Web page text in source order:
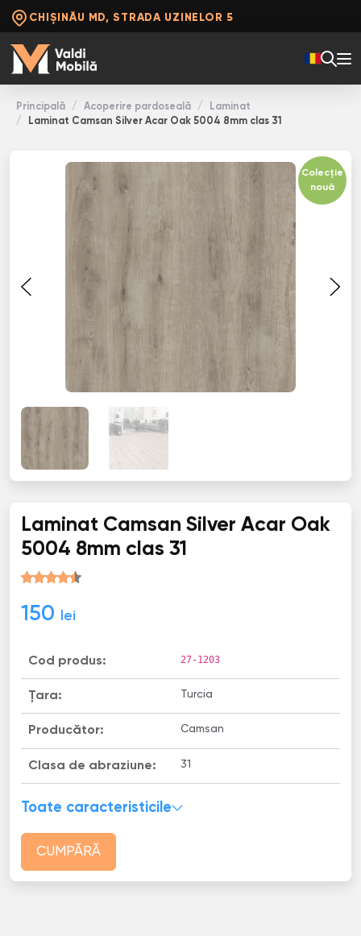
CHIȘINĂU MD, STRADA UZINELOR 5
Principală Acoperire pardoseală
Laminat
Laminat Camsan Silver Acar Oak 5004 8mm clas 31
Colecție
nouă
Laminat Camsan Silver Acar Oak
5004 8mm clas 31
150 lei
Cod produs: 27-1203
Țara: Turcia
Producător: Camsan
Clasa de abraziune: 31
Toate caracteristicile
CUMPĂRĂ